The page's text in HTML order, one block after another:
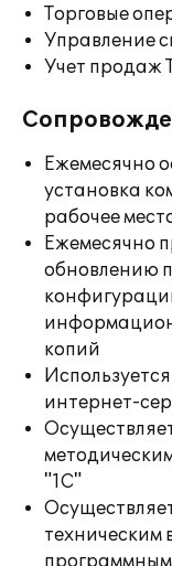
Торговые
Управление
Учет продаж
Ежемесячно
установка
рабочее
Ежемесячно
обновлению
копий
интернет-
"1С"
техническим